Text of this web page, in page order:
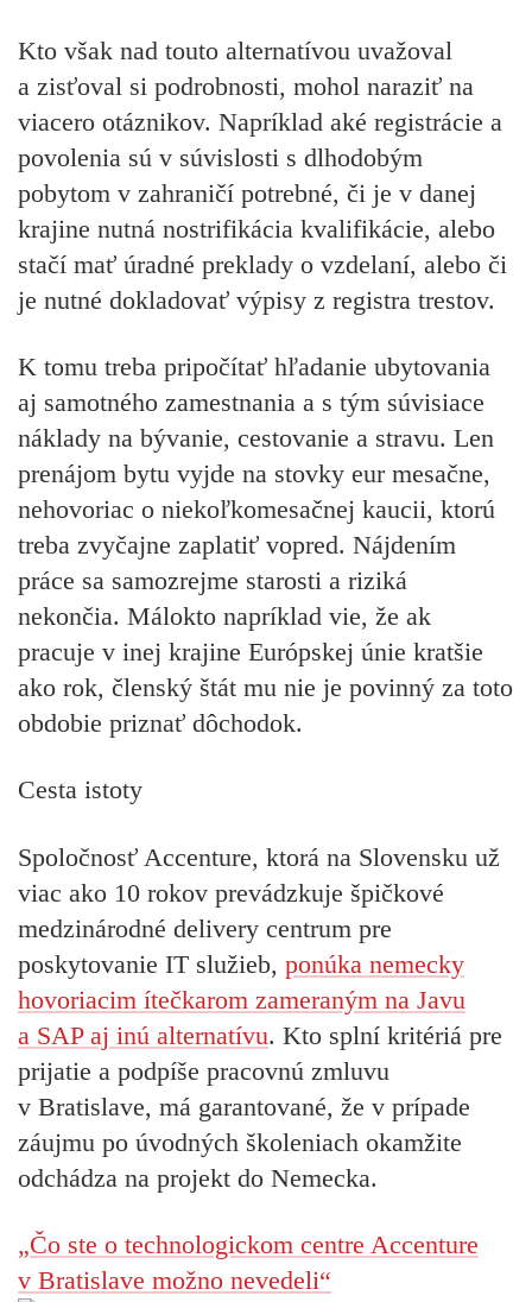
Kto však nad touto alternatívou uvažoval
a zisťoval si podrobnosti, mohol naraziť na
viacero otáznikov. Napríklad aké registrácie a
povolenia sú v súvislosti s dlhodobým
pobytom v zahraničí potrebné, či je v danej
krajine nutná nostrifikácia kvalifikácie, alebo
stačí mať úradné preklady o vzdelaní, alebo či
je nutné dokladovať výpisy z registra trestov.
K tomu treba pripočítať hľadanie ubytovania
aj samotného zamestnania a s tým súvisiace
náklady na bývanie, cestovanie a stravu. Len
prenájom bytu vyjde na stovky eur mesačne,
nehovoriac o niekoľkomesačnej kaucii, ktorú
treba zvyčajne zaplatiť vopred. Nájdením
práce sa samozrejme starosti a riziká
nekončia. Málokto napríklad vie, že ak
pracuje v inej krajine Európskej únie kratšie
ako rok, členský štát mu nie je povinný za toto
obdobie priznať dôchodok.
Cesta istoty
Spoločnosť Accenture, ktorá na Slovensku už
viac ako 10 rokov prevádzkuje špičkové
medzinárodné delivery centrum pre
poskytovanie IT služieb, ponúka nemecky
hovoriacim ítečkarom zameraným na Javu
a SAP aj inú alternatívu. Kto splní kritériá pre
prijatie a podpíše pracovnú zmluvu
v Bratislave, má garantované, že v prípade
záujmu po úvodných školeniach okamžite
odchádza na projekt do Nemecka.
„Čo ste o technologickom centre Accenture
v Bratislave možno nevedeli“